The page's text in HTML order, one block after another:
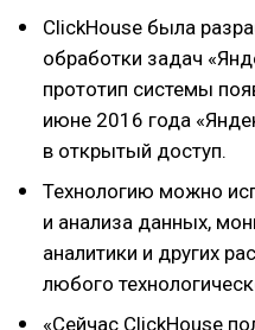
ClickHouse была
обработки задач
прототип системы
июне 2016 года
в открытый доступ.
Технологию можно
и анализа данных,
аналитики и других
любого
«Сейчас ClickHouse